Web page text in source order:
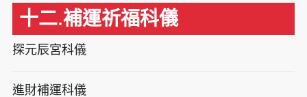
十二.補運祈福科儀
探元辰宮科儀
進財補運科儀